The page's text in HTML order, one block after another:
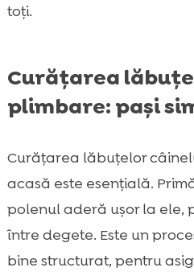
toți.
Curățarea
plimbare: pași
Curățarea lăbuțelor
acasă este esențială.
polenul aderă ușor la ele,
între degete. Este un
bine structurat, pentru